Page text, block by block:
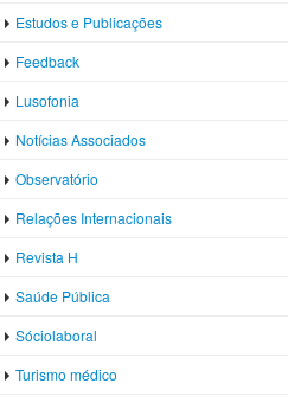
Estudos e Publicações
Feedback
Lusofonia
Notícias Associados
Observatório
Relações Internacionais
Revista H
Saúde Pública
Sóciolaboral
Turismo médico